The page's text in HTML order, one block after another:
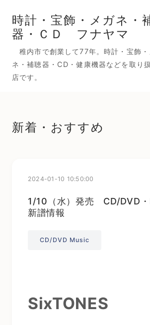
時計・宝飾・メガネ・
器・ＣＤ フナヤマ
稚内市で創業して77年。時計・宝飾
ネ・補聴器・CD・健康機器などを取り
店です。
新着・おすすめ
2024-01-10 10:50:00
1/10（水）発売 CD/DVD
新譜情報
CD/DVD Music
SixTONES